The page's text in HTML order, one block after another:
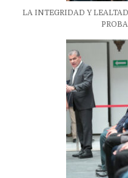
LA INTEGRIDAD Y